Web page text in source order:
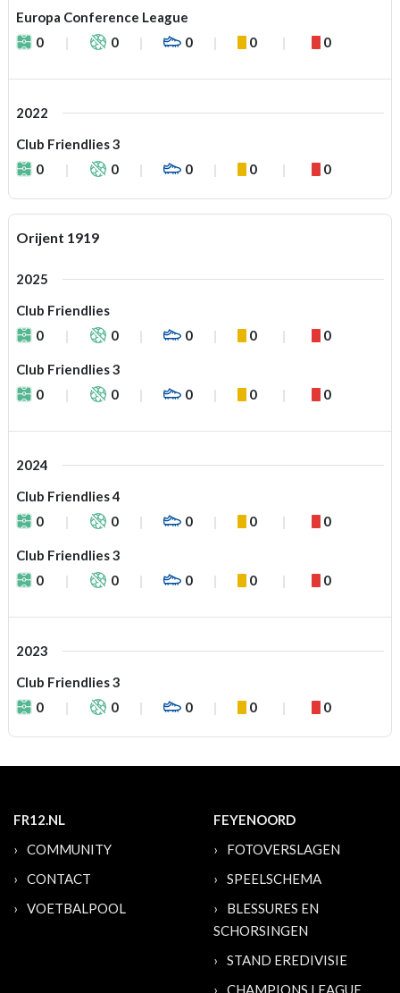
Europa Conference League
0
0 0 0 0
2022
Club Friendlies 3
0
0 0 0 0
Orijent 1919
2025
Club Friendlies
0
0 0 0 0
Club Friendlies 3
0
0 0 0 0
2024
Club Friendlies 4
0
0 0 0 0
Club Friendlies 3
0
0 0 0 0
2023
Club Friendlies 3
0
0 0 0 0
FR12.NL
COMMUNITY
CONTACT
VOETBALPOOL
FEYENOORD
FOTOVERSLAGEN
SPEELSCHEMA
BLESSURES EN
SCHORSINGEN
STAND EREDIVISIE
CHAMPIONS LEAGUE